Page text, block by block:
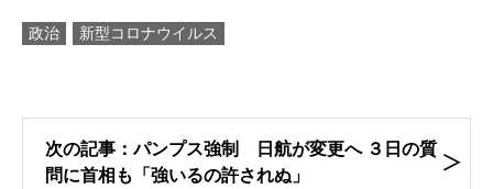
政治 新型コロナウイルス
次の記事：パンプス強制 日航が変更へ ３日の質
問に首相も「強いるの許されぬ」